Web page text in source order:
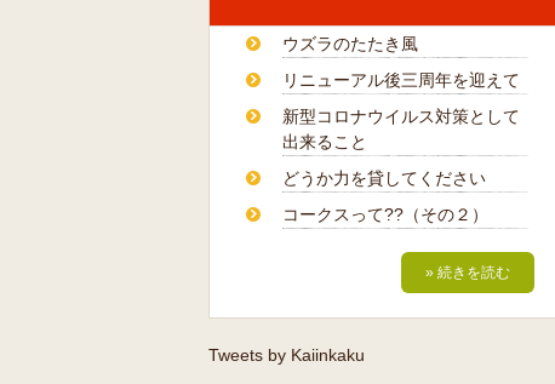
ウズラのたたき風
リニューアル後三周年を迎えて
新型コロナウイルス対策として
出来ること
どうか力を貸してください
コークスって??（その２）
» 続きを読む
Tweets by Kaiinkaku